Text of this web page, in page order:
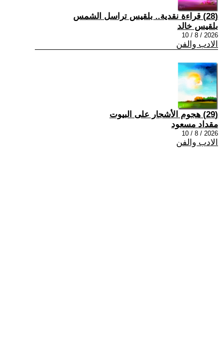
(28) قراءة نقدية.. بلقيس تراسل الشمس
بلقيس خالد
2026 / 8 / 10
الادب والفن
(29) هجوم الأشجار على البيوت
مقداد مسعود
2026 / 8 / 10
الادب والفن